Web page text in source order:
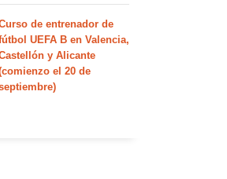
de entrenador de
UEFA B en Valencia,
y Alicante
el 20 de